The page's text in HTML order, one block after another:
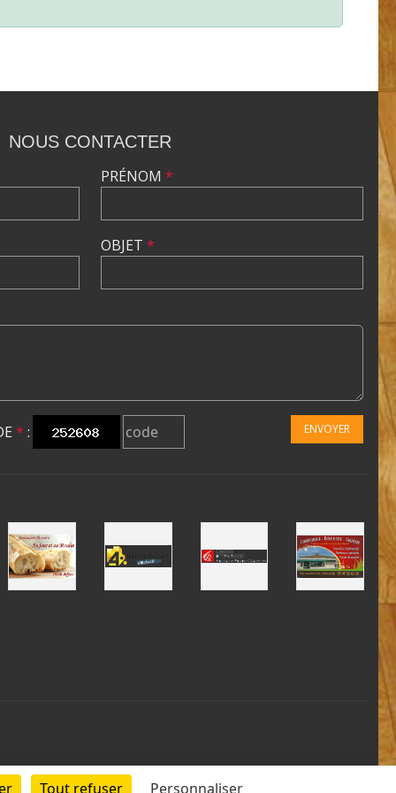
NOUS CONTACTER
PRÉNOM *
OBJET *
* : ENVOYER
Tout refuser Personnaliser